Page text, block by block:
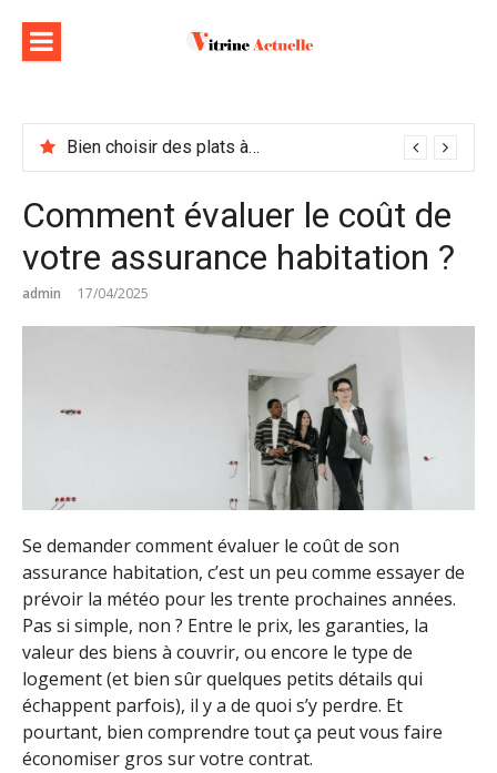
contenu
Bien choisir des plats à emporter : astuces et idées pour varier les plaisirs
Comment évaluer le coût de
votre assurance habitation ?
admin 17/04/2025
Se demander comment évaluer le coût de son
assurance habitation, c’est un peu comme essayer de
prévoir la météo pour les trente prochaines années.
Pas si simple, non ? Entre le prix, les garanties, la
valeur des biens à couvrir, ou encore le type de
logement (et bien sûr quelques petits détails qui
échappent parfois), il y a de quoi s’y perdre. Et
pourtant, bien comprendre tout ça peut vous faire
économiser gros sur votre contrat.